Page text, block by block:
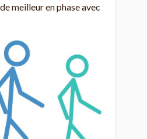
meilleur en phase avec